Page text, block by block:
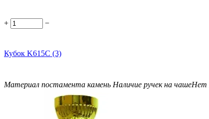
+ −
Кубок K615C (3)
Материал постамента камень Наличие ручек на чашеНет